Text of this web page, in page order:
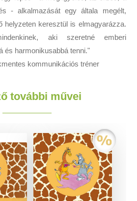
- alkalmazását egy általa megélt,
helyzeten keresztül is elmagyarázza.
aki szeretné emberi
és harmonikusabbá tenni."
kommunikációs tréner
további művei